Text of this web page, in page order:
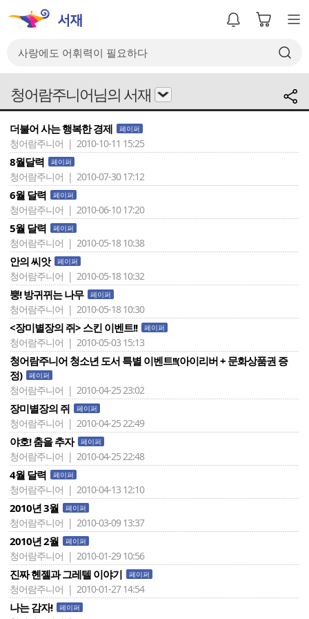
청어람주니어님의 서재
더불어 사는 행복한 경제 페이퍼
청어람주니어 | 2010-10-11 15:25
8월달력 페이퍼
청어람주니어 | 2010-07-30 17:12
6월 달력 페이퍼
청어람주니어 | 2010-06-10 17:20
5월 달력 페이퍼
청어람주니어 | 2010-05-18 10:38
안의 씨앗 페이퍼
청어람주니어 | 2010-05-18 10:32
뿡! 방귀뀌는 나무 페이퍼
청어람주니어 | 2010-05-18 10:30
<장미별장의 쥐> 스킨 이벤트!! 페이퍼
청어람주니어 | 2010-05-03 15:13
청어람주니어 청소년 도서 특별 이벤트!!(아이리버 + 문화상품권 증
정)
페이퍼
청어람주니어 | 2010-04-25 23:02
장미별장의 쥐 페이퍼
청어람주니어 | 2010-04-25 22:49
야호! 춤을 추자 페이퍼
청어람주니어 | 2010-04-25 22:48
4월 달력 페이퍼
청어람주니어 | 2010-04-13 12:10
2010년 3월 페이퍼
청어람주니어 | 2010-03-09 13:37
2010년 2월 페이퍼
청어람주니어 | 2010-01-29 10:56
진짜 헨젤과 그레텔 이야기 페이퍼
청어람주니어 | 2010-01-27 14:54
나는 감자! 페이퍼